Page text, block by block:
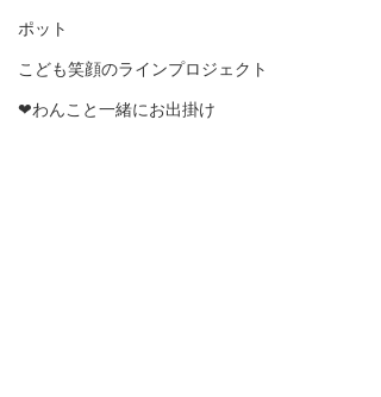
ポット
こども笑顔のラインプロジェクト
❤わんこと一緒にお出掛け